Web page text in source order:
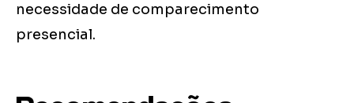
necessidade de comparecimento
presencial.